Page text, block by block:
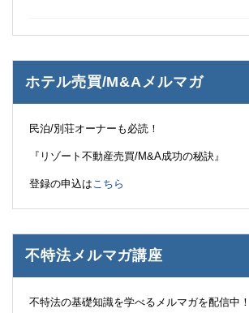
ホテル売買/M&Aメルマガ
民泊/別荘オーナーも必読！
『リゾート不動産売買/M&A成功の秘訣』
登録の申込は こちら
不特法メルマガ講座
不特法の基礎知識を学べるメルマガを配信中！